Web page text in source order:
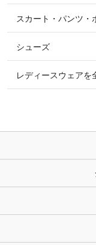
シャツ・ブラウ
ベルト
マフラー・スカ
時計・財布・キ
キーホルダー・
リング
ピアス・イヤリン
ピン・ブローチ
その他 アクセサ
スカート・パンツ・
シューズ
レディースウェアを